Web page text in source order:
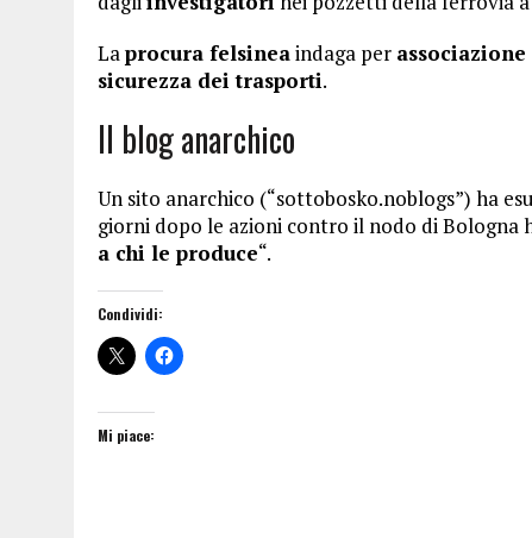
Laprocura felsineaindaga per
sicurezza dei trasporti.
Il blog anarchico
Un sito anarchico (“sottobosko.noblogs”) ha
giorni dopo le azioni contro il nodo di Bologna
a chi le produce“.
Condividi:
Mi piace: